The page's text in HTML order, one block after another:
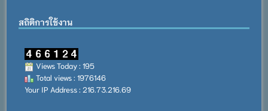
สถิติการใช้งาน
Views Today : 195
Total views : 1976146
Your IP Address : 216.73.216.69